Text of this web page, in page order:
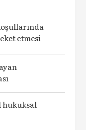
etmesi
hukuksal